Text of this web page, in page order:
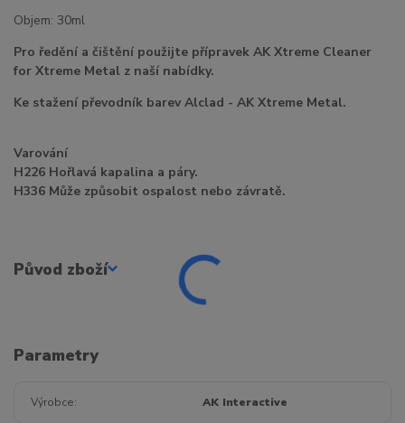
Objem: 30ml
Pro ředění a čištění použijte přípravek AK Xtreme Cleaner
for Xtreme Metal z naší nabídky.
Ke stažení převodník barev Alclad - AK Xtreme Metal.
Varování
H226 Hořlavá kapalina a páry.
H336 Může způsobit ospalost nebo závratě.
Původ zboží
Parametry
Výrobce AK Interactive